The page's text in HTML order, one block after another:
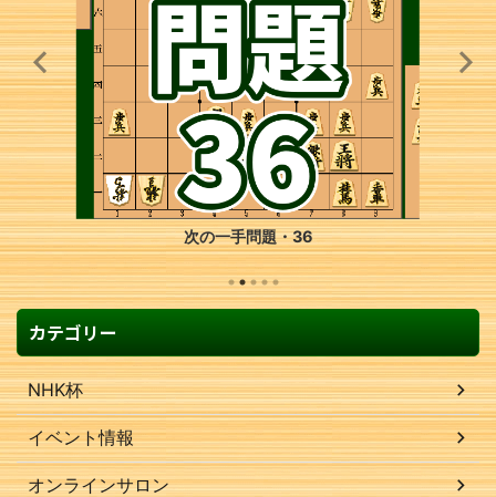
次の一手問題・18
カテゴリー
NHK杯
イベント情報
オンラインサロン